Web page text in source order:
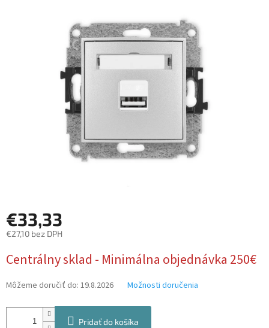
€33,33
€27,10 bez DPH
cena:
Centrálny sklad - Minimálna objednávka 250€
Môžeme doručiť do: 19.8.2026 Možnosti doručenia
Pridať do košíka